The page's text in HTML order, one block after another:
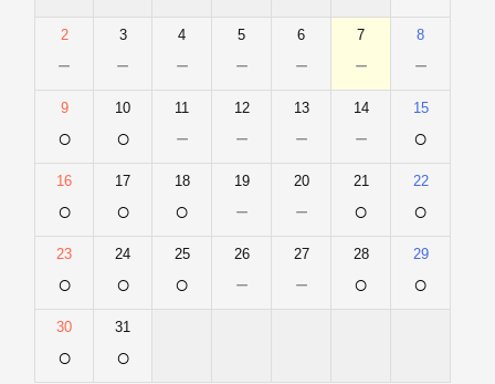
2
－
3
－
4
－
5
－
6
－
7
－
8
－
9
○
10
○
11
－
12
－
13
－
14
－
15
○
16
○
17
○
18
○
19
－
20
－
21
○
22
○
23
○
24
○
25
○
26
－
27
－
28
○
29
○
30
○
31
○